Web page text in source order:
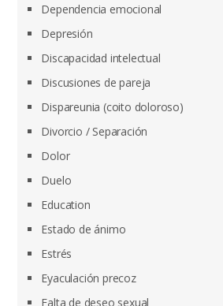
Dependencia emocional
Depresión
Discapacidad intelectual
Discusiones de pareja
Dispareunia (coito doloroso)
Divorcio / Separación
Dolor
Duelo
Education
Estado de ánimo
Estrés
Eyaculación precoz
Falta de deseo sexual